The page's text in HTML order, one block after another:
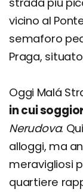
vicino al
semaforo
Praga,
Oggi Malá
in cui
Nerudova.
alloggi, ma
meravigliosi
quartiere